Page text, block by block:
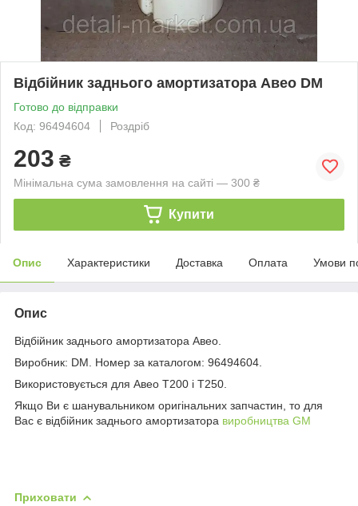
Відбійник заднього амортизатора Авео DM
Готово до відправки
Код: 96494604
Роздріб
203 ₴
Мінімальна сума замовлення на сайті — 300 ₴
Купити
Опис Характеристики Доставка Оплата Умови
Опис
Відбійник заднього амортизатора Авео.
Виробник: DM. Номер за каталогом: 96494604.
Використовується для Авео Т200 і Т250.
Якщо Ви є шанувальником оригінальних запчастин, то для
Вас є відбійник заднього амортизатора виробництва GM
Приховати